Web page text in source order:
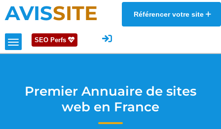
AVISSITE Référencer votre site
SEO Perfs
Premier Annuaire de sites
web en France